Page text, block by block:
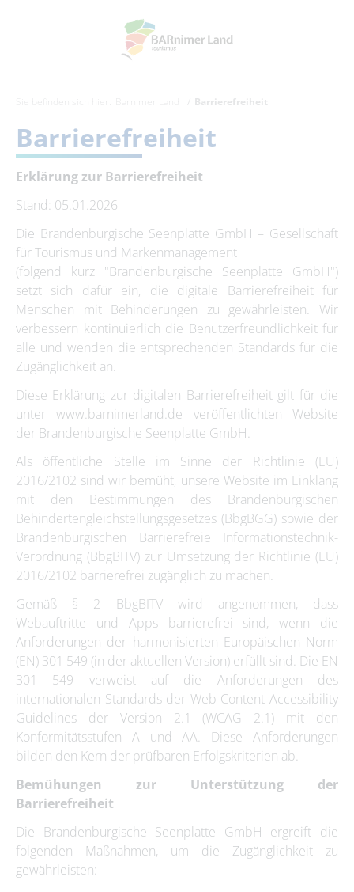
Barrierefreiheit
Barrierefreiheit
Erklärung zur Barrierefreiheit
Stand: 05.01.2026
Die Brandenburgische Seenplatte GmbH – Gesellschaft
für Tourismus und Markenmanagement
(folgend kurz "Brandenburgische Seenplatte GmbH")
setzt sich dafür ein, die digitale Barrierefreiheit für
Menschen mit Behinderungen zu gewährleisten. Wir
verbessern kontinuierlich die Benutzerfreundlichkeit für
alle und wenden die entsprechenden Standards für die
Zugänglichkeit an.
Diese Erklärung zur digitalen Barrierefreiheit gilt für die
unter www.barnimerland.de veröffentlichten Website
der Brandenburgische Seenplatte GmbH.
Als öffentliche Stelle im Sinne der Richtlinie (EU)
2016/2102 sind wir bemüht, unsere Website im Einklang
mit den Bestimmungen des Brandenburgischen
Behindertengleichstellungsgesetzes (BbgBGG) sowie der
Brandenburgischen Barrierefreie Informationstechnik-
Verordnung (BbgBITV) zur Umsetzung der Richtlinie (EU)
2016/2102 barrierefrei zugänglich zu machen.
Gemäß § 2 BbgBITV wird angenommen, dass
Webauftritte und Apps barrierefrei sind, wenn die
Anforderungen der harmonisierten Europäischen Norm
(EN) 301 549 (in der aktuellen Version) erfüllt sind. Die EN
301 549 verweist auf die Anforderungen des
internationalen Standards der Web Content Accessibility
Guidelines der Version 2.1 (WCAG 2.1) mit den
Konformitätsstufen A und AA. Diese Anforderungen
bilden den Kern der prüfbaren Erfolgskriterien ab.
Bemühungen zur Unterstützung der
Barrierefreiheit
Die Brandenburgische Seenplatte GmbH ergreift die
folgenden Maßnahmen, um die Zugänglichkeit zu
gewährleisten: